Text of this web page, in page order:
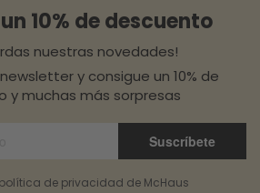
10% de descuento
nuestras novedades!
y consigue un 10% de
y muchas más sorpresas
Suscríbete
de privacidad de McHaus